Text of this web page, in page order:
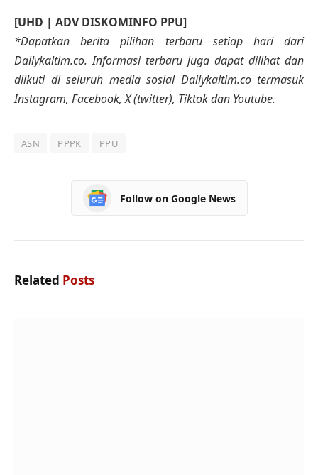
[UHD | ADV DISKOMINFO PPU]
*Dapatkan berita pilihan terbaru setiap hari dari
Dailykaltim.co. Informasi terbaru juga dapat dilihat dan
diikuti di seluruh media sosial Dailykaltim.co termasuk
Instagram, Facebook, X (twitter), Tiktok dan Youtube.
ASN PPPK PPU
Follow on Google News
Related Posts